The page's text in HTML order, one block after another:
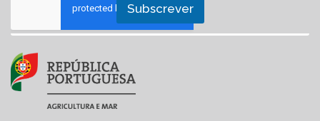
Subscrever